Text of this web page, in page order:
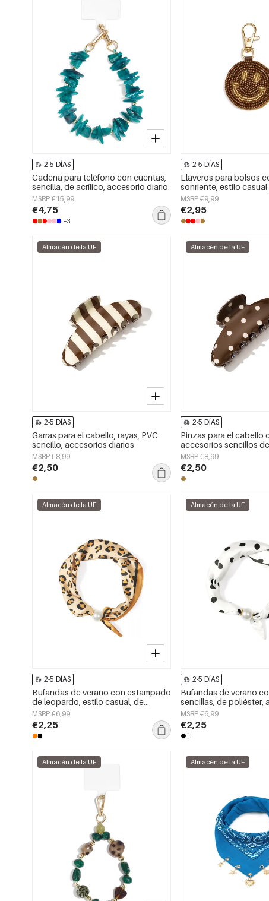
2-5 DÍAS
Cadena para teléfono con cuentas,
sencilla, de acrílico, accesorio diario.
MSRP €15,99
€4,75
+3
2-5 DÍAS
Llaveros para bolsos
sonriente, estilo casual
accesorios diarios.
MSRP €9,99
€2,95
Almacén de la UE
2-5 DÍAS
Garras para el cabello, rayas, PVC
sencillo, accesorios diarios
MSRP €8,99
€2,50
Almacén de la UE
2-5 DÍAS
Pinzas para el cabello
accesorios sencillos
uso diario
MSRP €8,99
€2,50
Almacén de la UE
2-5 DÍAS
Bufandas de verano con estampado
de leopardo, estilo casual, de
poliéster, accesorios para el día a
día.
MSRP €6,99
€2,25
Almacén de la UE
2-5 DÍAS
Bufandas de verano
sencillas, de poliéster,
para el día a día.
MSRP €6,99
€2,25
Almacén de la UE Almacén de la UE